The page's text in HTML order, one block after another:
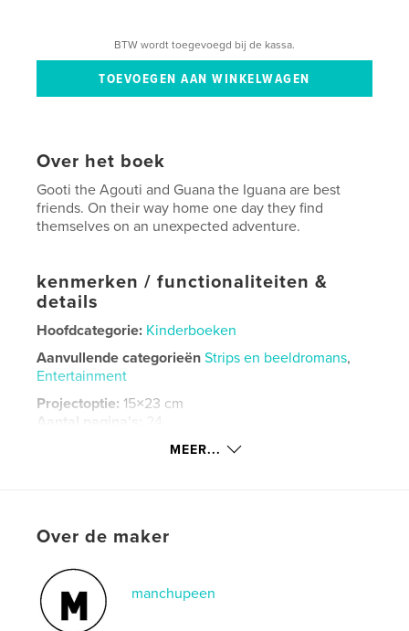
BTW wordt toegevoegd bij de kassa.
Over het boek
Gooti the Agouti and Guana the Iguana are best
friends. On their way home one day they find
themselves on an unexpected adventure.
kenmerken / functionaliteiten &
details
Hoofdcategorie: Kinderboeken
Aanvullende categorieën Strips en beeldromans,
Entertainment
Projectoptie: 15×23 cm
Aantal pagina's:
24
kids books
MEER...
Over de maker
manchupeen